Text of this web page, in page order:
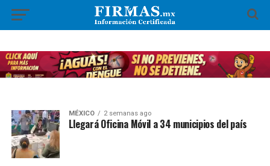
MÉXICO 2 semanas ago
Llegará Oficina Móvil a 34 municipios del país